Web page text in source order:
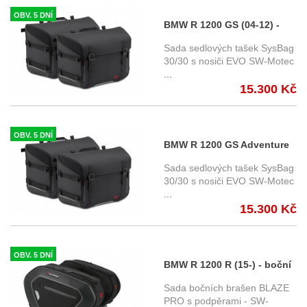
OBV. 5 DNÍ
BMW R 1200 GS (04-12) -
Sada nosičů a brašen
SysBag, SW-Motech
Sada sedlových tašek SysBag
30/30 s nosiči EVO SW-Motec
15.300 Kč
OBV. 5 DNÍ
BMW R 1200 GS Adventure
(06-12) - Sada nosičů a
brašen SysBag, SW-Motech
Sada sedlových tašek SysBag
30/30 s nosiči EVO SW-Motec
15.300 Kč
OBV. 5 DNÍ
BMW R 1200 R (15-) - boční
brašny BLAZE PRO s
podpěrami, SW-Motech
Sada bočních brašen BLAZE
PRO s podpěrami - SW-